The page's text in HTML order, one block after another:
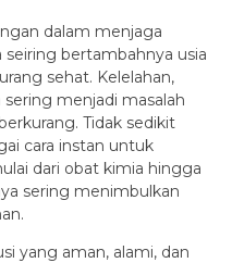
dalam menjaga
bertambahnya usia
sehat. Kelelahan,
menjadi masalah
Tidak sedikit
cara instan untuk
dari obat kimia hingga
sering menimbulkan
yang aman, alami, dan